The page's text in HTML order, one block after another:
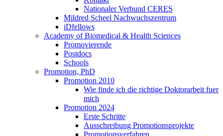
Nationaler Verbund CERES
Mildred Scheel Nachwuchszentrum
iDfellows
Academy of Biomedical & Health Sciences
Promovierende
Postdocs
Schools
Promotion, PhD
Promotion 2010
Wie finde ich die richtige Doktorarbeit fuer
mich
Promotion 2024
Erste Schritte
Ausschreibung Promotionsprojekte
Promotionsverfahren